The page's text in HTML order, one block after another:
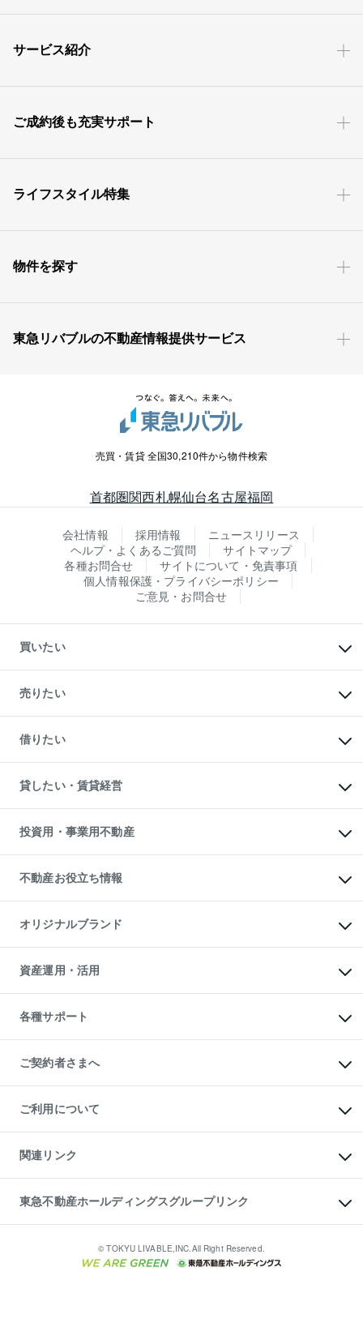
サービス紹介
ご成約後も充実サポート
ライフスタイル特集
物件を探す
東急リバブルの不動産情報提供サービス
売買・賃貸 全国30,210件から物件検索
首都圏関西札幌仙台名古屋福岡
会社情報 採用情報
ニュースリリース
ヘルプ・よくあるご質問
サイトマップ
各種お問合せ
サイトについて・免責事項
個人情報保護・プライバシーポリシー
ご意見・お問合せ
買いたい
新築・分譲マンションの購入
中古マンションの購入
一戸建ての購入
中古一戸建ての購入
不動産購入の流れ
注目キーワード物件特集
購入ガイド
English 繁体中文簡体中文
売りたい
一戸建ての売却・査定
土地の売却・査定
スピードAI査定
不動産査定について
不動産売却の流れ
不動産買換えの流れ
売却ガイド
借りたい
オフィス・店舗の賃貸
借りるときの流れ
借りるガイド
貸したい・賃貸経営
マンション賃料データ
賃貸管理プラン
リロケーションについて
貸すガイド
投資用・事業用不動産
事業用不動産
マンション投資
投資用マンション
アパート経営
収益物件
ビル購入（ビル一棟）
投資用不動産の売却査定
事業用不動産の売却査定
不動産お役立ち情報
マンションライブラリー
人気マンションランキング
暮らしに役立つ不動産メディア
不動産相場・不動産価格情報
不動産コラム・ニュース
不動産用語集
不動産なんでもネット相談室
住まいの税金
オリジナルブランド
一棟リノベーションマンション
L`GENTE（ルジェンテ）
区分リノベーションマンション
投資用一棟レジデンスWELL
不動産小口投資
LEGACIA（レガシア）
資産運用・活用
不動産M&A
アセットマネジメント・出資
各種サポート
相続サポート
リフォームサポート
ご契約者さまへ
ご紹介・再契約特典
入居者様専用-各種ご案内（賃貸）
東急こすもす会「こすもすWeb」
ご利用について
金融商品取引について
東急リバブル ソーシャルメディアポリシー
ご意見・お問い合わせ（金融商品取引専用の相談・お問い合わせ窓口）
ダイレクトメール（郵送物）・Eメールなどの送付停止について
関連リンク
これからご結婚される方に東急百貨店のブライダルクラブ
人材サービスのご用命は 東急リバブルスタッフ株式会社まで
東北の逸品を贈ります 東北すぐれものセレクション
東急不動産ホールディングスグループリンク
東急コミュニティー
東急住宅リース
© TOKYU LIVABLE,INC.All Right Reserved.